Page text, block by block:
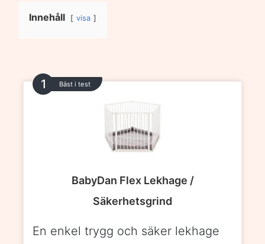
Innehåll visa
Bäst i test
BabyDan Flex Lekhage /
Säkerhetsgrind
En enkel trygg och säker lekhage